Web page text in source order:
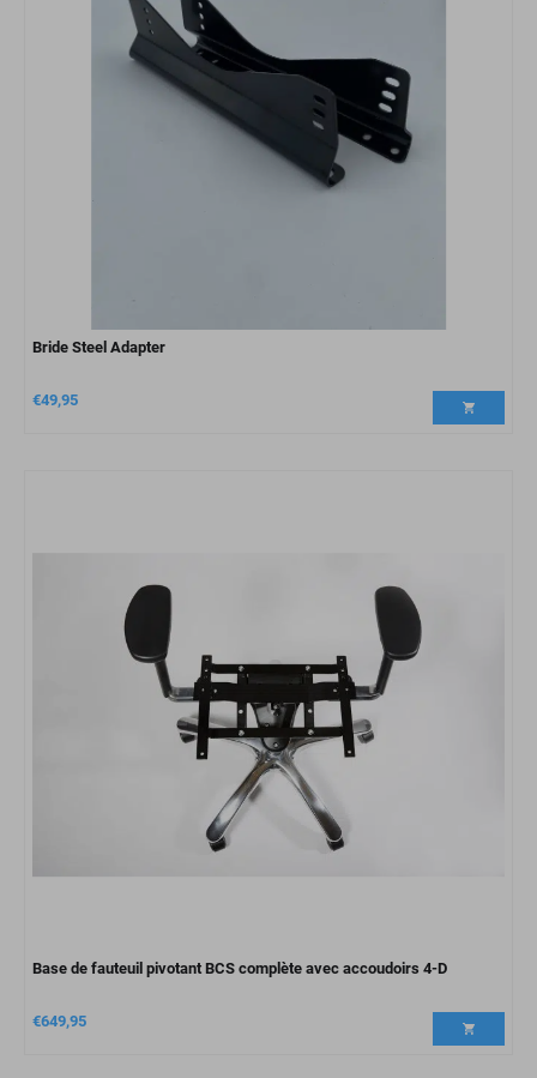
Bride Steel Adapter
€49,95
Base de fauteuil pivotant BCS complète avec accoudoirs 4-D
€649,95